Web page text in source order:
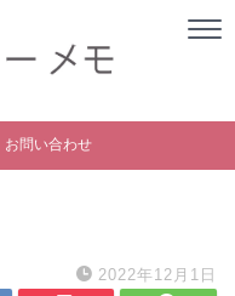
お問い合わせ
2022年12月1日